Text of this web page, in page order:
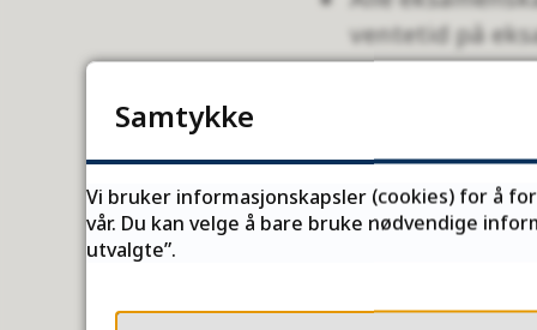
ventetid på
I de fleste fag
Alle
mobiltelefon
Samtykke
Vi bruker informasjonskapsler (cookies) for å
vår. Du kan velge å bare bruke nødvendige
utvalgte”.